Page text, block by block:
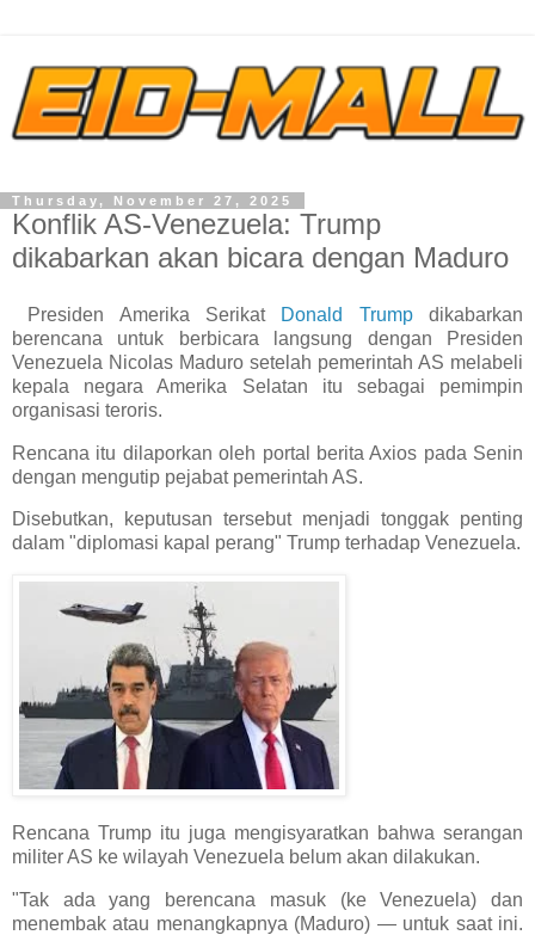
Thursday, November 27, 2025
Konflik AS-Venezuela: Trump
dikabarkan akan bicara dengan Maduro
Presiden Amerika Serikat Donald Trumpdikabarkan
berencana untuk berbicara langsung dengan Presiden
Venezuela Nicolas Maduro setelah pemerintah AS melabeli
kepala negara Amerika Selatan itu sebagai pemimpin
organisasi teroris.
Rencana itu dilaporkan oleh portal berita Axios pada Senin
dengan mengutip pejabat pemerintah AS.
Disebutkan, keputusan tersebut menjadi tonggak penting
dalam "diplomasi kapal perang" Trump terhadap Venezuela.
Rencana Trump itu juga mengisyaratkan bahwa serangan
militer AS ke wilayah Venezuela belum akan dilakukan.
"Tak ada yang berencana masuk (ke Venezuela) dan
menembak atau menangkapnya (Maduro) — untuk saat ini.